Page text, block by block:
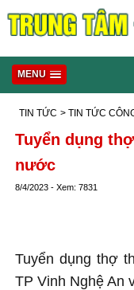
MENU
TIN TỨC > TIN TỨC
Tuyển dụng
nước
8/4/2023 - Xem: 7831
Tuyển dụng thợ
TP Vinh Nghệ An